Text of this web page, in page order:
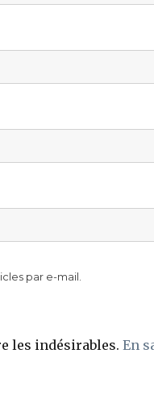
par e-mail.
les indésirables.En